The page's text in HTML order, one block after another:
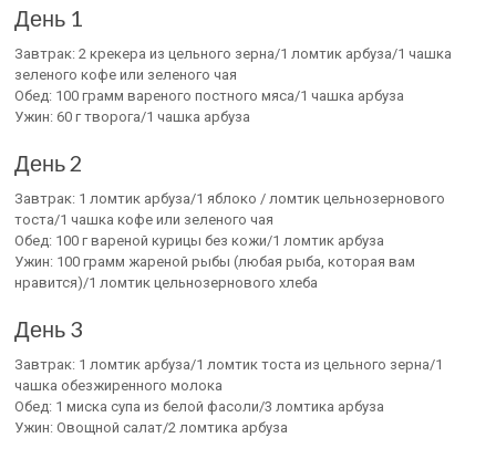
День 1
Завтрак: 2 крекера из цельного зерна/1 ломтик арбуза/1 чашка
зеленого кофе или зеленого чая
Обед: 100 грамм вареного постного мяса/1 чашка арбуза
Ужин: 60 г творога/1 чашка арбуза
День 2
Завтрак: 1 ломтик арбуза/1 яблоко / ломтик цельнозернового
тоста/1 чашка кофе или зеленого чая
Обед: 100 г вареной курицы без кожи/1 ломтик арбуза
Ужин: 100 грамм жареной рыбы (любая рыба, которая вам
нравится)/1 ломтик цельнозернового хлеба
День 3
Завтрак: 1 ломтик арбуза/1 ломтик тоста из цельного зерна/1
чашка обезжиренного молока
Обед: 1 миска супа из белой фасоли/3 ломтика арбуза
Ужин: Овощной салат/2 ломтика арбуза